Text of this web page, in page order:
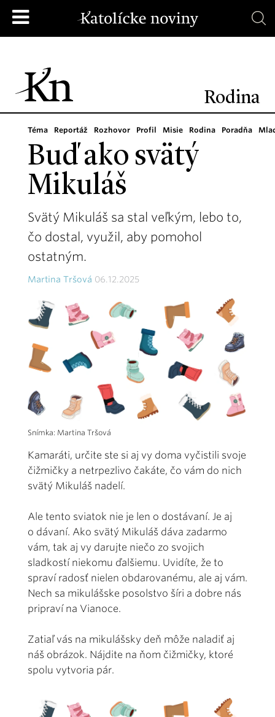
Rodina
Téma Reportáž Rozhovor Profil Misie Rodina Poradňa
Buď ako svätý
Mikuláš
Svätý Mikuláš sa stal veľkým, lebo to,
čo dostal, využil, aby pomohol
ostatným.
Martina Tršová 06.12.2025
Snímka: Martina Tršová
Kamaráti, určite ste si aj vy doma vyčistili svoje
čižmičky a netrpezlivo čakáte, čo vám do nich
svätý Mikuláš nadelí.
Ale tento sviatok nie je len o dostávaní. Je aj
o dávaní. Ako svätý Mikuláš dáva zadarmo
vám, tak aj vy darujte niečo zo svojich
sladkostí niekomu ďalšiemu. Uvidíte, že to
spraví radosť nielen obdarovanému, ale aj vám.
Nech sa mikulášske posolstvo šíri a dobre nás
pripraví na Vianoce.
Zatiaľ vás na mikulášsky deň môže naladiť aj
náš obrázok. Nájdite na ňom čižmičky, ktoré
spolu vytvoria pár.